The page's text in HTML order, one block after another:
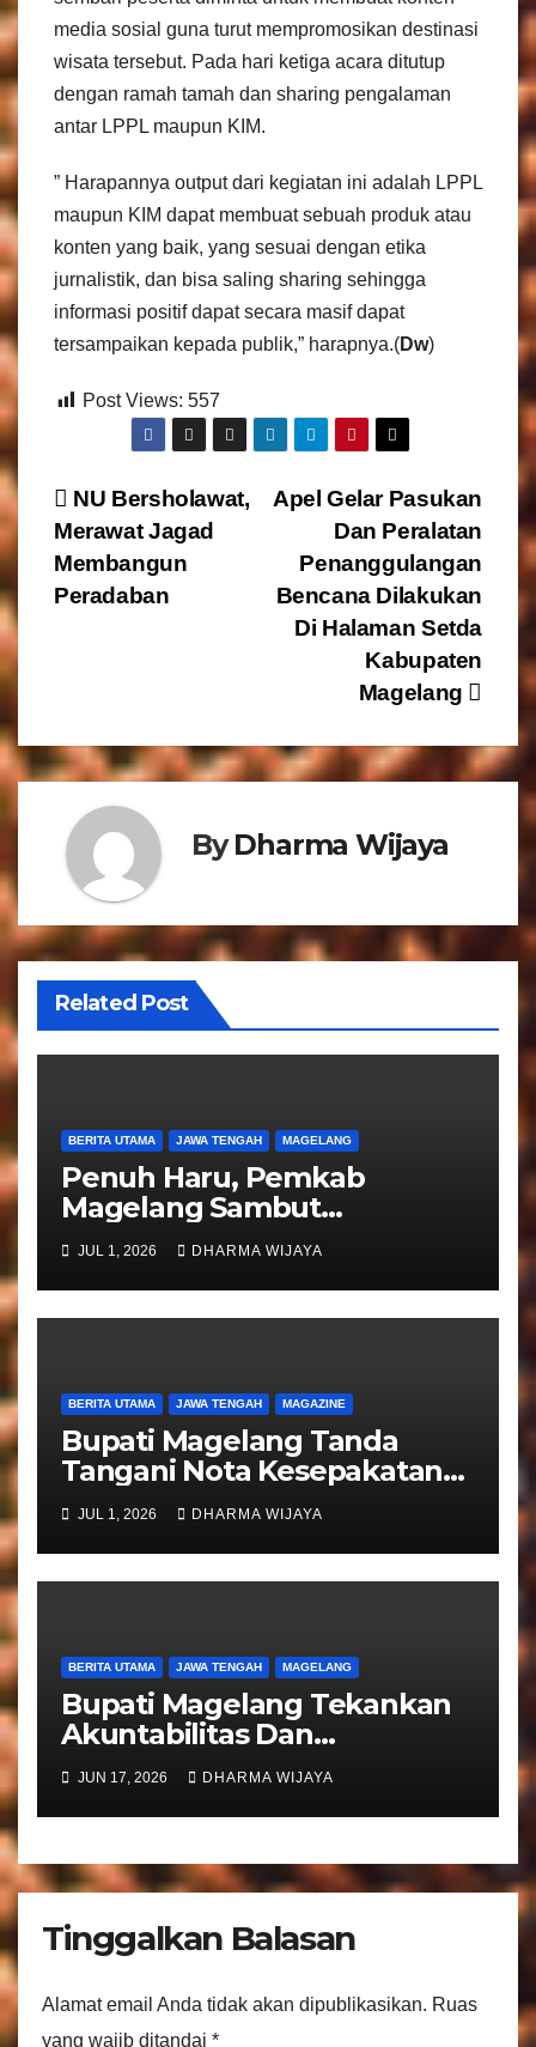
media sosial guna turut mempromosikan destinasi
wisata tersebut. Pada hari ketiga acara ditutup
dengan ramah tamah dan sharing pengalaman
antar LPPL maupun KIM.
” Harapannya output dari kegiatan ini adalah LPPL
maupun KIM dapat membuat sebuah produk atau
konten yang baik, yang sesuai dengan etika
jurnalistik, dan bisa saling sharing sehingga
informasi positif dapat secara masif dapat
tersampaikan kepada publik,” harapnya.(Dw)
Post Views: 557
N
a
v
a
p
o
s
Apel Gelar Pasukan
Dan Peralatan
Penanggulangan
Bencana Dilakukan
Di Halaman Setda
Kabupaten
Magelang
NU Bersholawat,
Merawat Jagad
Membangun
Peradaban
ByDharma Wijaya
Related Post
BERITA UTAMA JAWA TENGAH MAGELANG
Penuh Haru, Pemkab
Magelang Sambut
Kepulangan Jemaah Haji
Kloter 81
JUL 1, 2026 DHARMA WIJAYA
BERITA UTAMA JAWA TENGAH MAGAZINE
Bupati Magelang Tanda
Tangani Nota Kesepakatan
Pengalihan Pelayanan
Regident Di Kecamatan
Bandongan
JUL 1, 2026 DHARMA WIJAYA
BERITA UTAMA JAWA TENGAH MAGELANG
Bupati Magelang Tekankan
Akuntabilitas Dan
Tranparansi Pengelolaan
Bantuan Keuangan Parpol
JUN 17, 2026 DHARMA WIJAYA
Tinggalkan Balasan
Alamat email Anda tidak akan dipublikasikan. Ruas
yang wajib ditandai *